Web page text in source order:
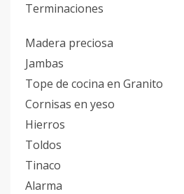
Terminaciones
Madera preciosa
Jambas
Tope de cocina en Granito
Cornisas en yeso
Hierros
Toldos
Tinaco
Alarma